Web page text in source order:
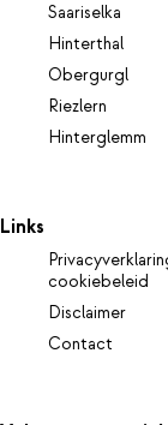
Saariselka
Hinterthal
Obergurgl
Riezlern
Hinterglemm
Links
cookiebeleid
Disclaimer
Contact